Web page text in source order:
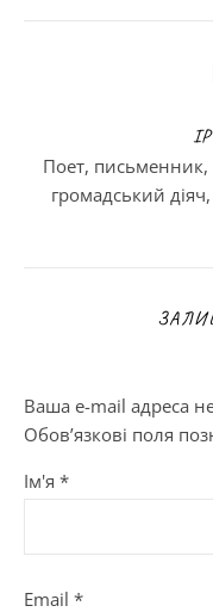
Поет, письменник,
громадський
Ваша e-mail адреса
Обов’язкові поля
Ім'я *
Email *